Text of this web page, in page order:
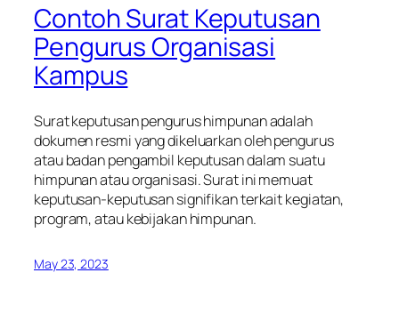
Contoh Surat Keputusan
Pengurus Organisasi
Kampus
Surat keputusan pengurus himpunan adalah
dokumen resmi yang dikeluarkan oleh pengurus
atau badan pengambil keputusan dalam suatu
himpunan atau organisasi. Surat ini memuat
keputusan-keputusan signifikan terkait kegiatan,
program, atau kebijakan himpunan.
May 23, 2023